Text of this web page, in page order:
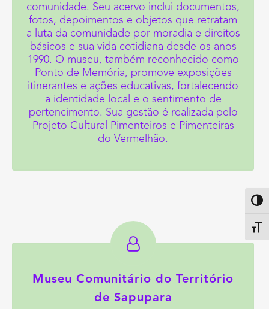
comunidade. Seu acervo inclui documentos,
fotos, depoimentos e objetos que retratam
a luta da comunidade por moradia e direitos
básicos e sua vida cotidiana desde os anos
1990. O museu, também reconhecido como
Ponto de Memória, promove exposições
itinerantes e ações educativas, fortalecendo
a identidade local e o sentimento de
pertencimento. Sua gestão é realizada pelo
Projeto Cultural Pimenteiros e Pimenteiras
do Vermelhão.
Museu Comunitário do Território
de Sapupara